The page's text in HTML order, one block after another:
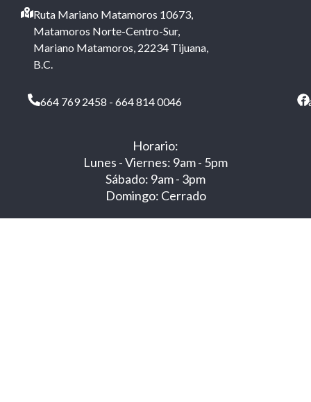
Ruta Mariano Matamoros 10673,
Matamoros Norte-Centro-Sur,
Mariano Matamoros, 22234 Tijuana,
B.C.
664 769 2458 - 664 814 0046
Horario:
Lunes - Viernes: 9am - 5pm
Sábado: 9am - 3pm
Domingo: Cerrado